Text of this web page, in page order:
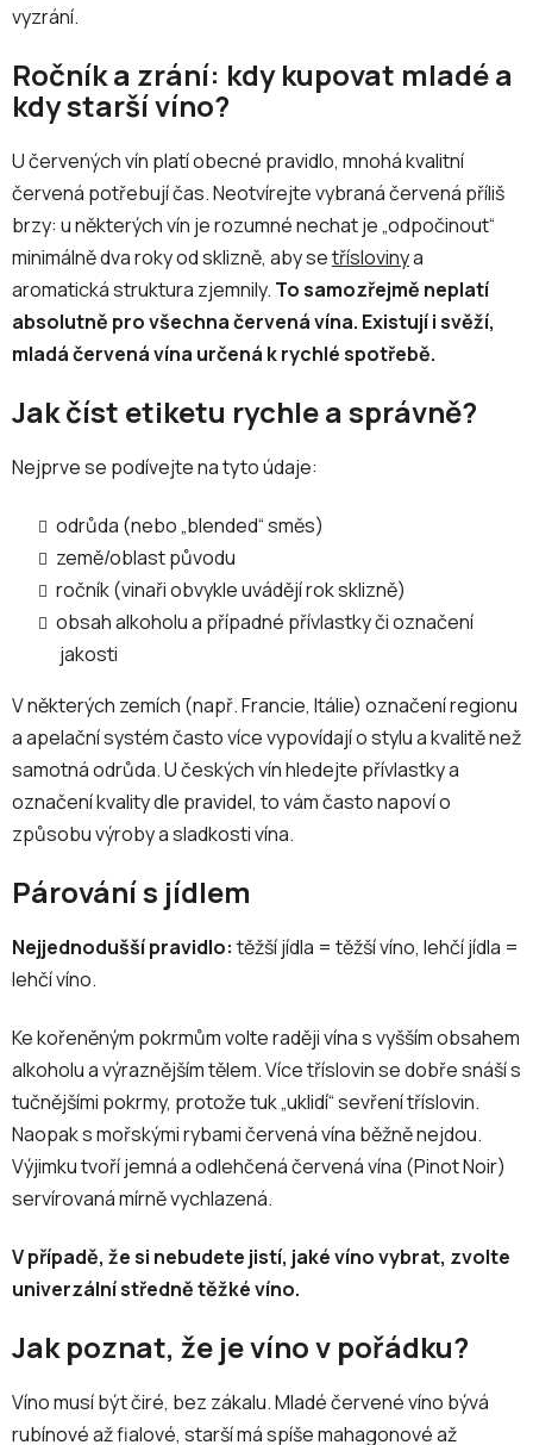
vyzrání.
Ročník a zrání: kdy kupovat mladé a
kdy starší víno?
U červených vín platí obecné pravidlo, mnohá kvalitní
červená potřebují čas. Neotvírejte vybraná červená příliš
brzy: u některých vín je rozumné nechat je „odpočinout“
minimálně dva roky od sklizně, aby setříslovinya
aromatická struktura zjemnily. To samozřejmě neplatí
absolutně pro všechna červená vína. Existují i svěží,
mladá červená vína určená k rychlé spotřebě.
Jak číst etiketu rychle a správně?
Nejprve se podívejte na tyto údaje:
odrůda (nebo „blended“ směs)
země/oblast původu
ročník (vinaři obvykle uvádějí rok sklizně)
obsah alkoholu a případné přívlastky či označení
jakosti
V některých zemích (např. Francie, Itálie) označení regionu
a apelační systém často více vypovídají o stylu a kvalitě než
samotná odrůda. U českých vín hledejte přívlastky a
označení kvality dle pravidel, to vám často napoví o
způsobu výroby a sladkosti vína.
Párování s jídlem
Nejjednodušší pravidlo: těžší jídla = těžší víno, lehčí jídla =
lehčí víno.
Ke kořeněným pokrmům volte raději vína s vyšším obsahem
alkoholu a výraznějším tělem. Více tříslovin se dobře snáší s
tučnějšími pokrmy, protože tuk „uklidí“ sevření tříslovin.
Naopak s mořskými rybami červená vína běžně nejdou.
Výjimku tvoří jemná a odlehčená červená vína (Pinot Noir)
servírovaná mírně vychlazená.
V případě, že si nebudete jistí, jaké víno vybrat, zvolte
univerzální středně těžké víno.
Jak poznat, že je víno v pořádku?
Víno musí být čiré, bez zákalu. Mladé červené víno bývá
rubínové až fialové, starší má spíše mahagonové až